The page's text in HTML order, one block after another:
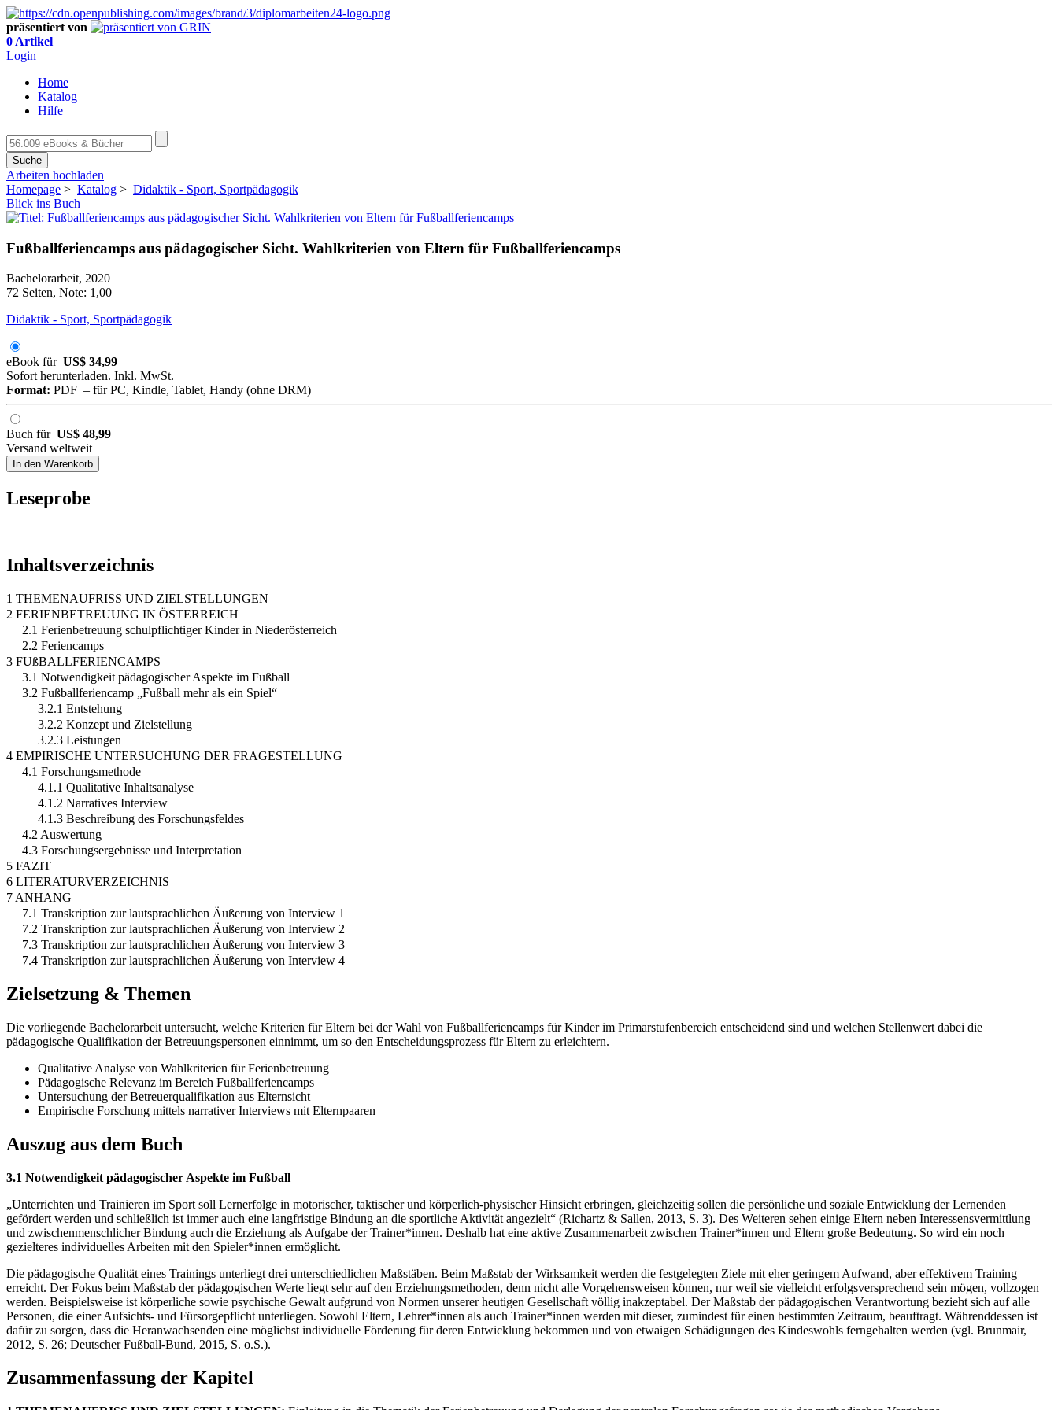
präsentiert von
0 Artikel
Login
Home
Katalog
Hilfe
Suche
Arbeiten hochladen
Homepage > Katalog > Didaktik - Sport, Sportpädagogik
Blick ins Buch
Fußballferiencamps aus pädagogischer Sicht. Wahlkriterien von Eltern für Fußballferiencamps
Bachelorarbeit, 2020
72 Seiten, Note: 1,00
Didaktik - Sport, Sportpädagogik
eBook für US$ 34,99
Sofort herunterladen. Inkl. MwSt.
Format: PDF – für PC, Kindle, Tablet, Handy (ohne DRM)
Buch für US$ 48,99
Versand weltweit
In den Warenkorb
Leseprobe
Inhaltsverzeichnis
1 THEMENAUFRISS UND ZIELSTELLUNGEN
2 FERIENBETREUUNG IN ÖSTERREICH
2.1 Ferienbetreuung schulpflichtiger Kinder in Niederösterreich
2.2 Feriencamps
3 FUßBALLFERIENCAMPS
3.1 Notwendigkeit pädagogischer Aspekte im Fußball
3.2 Fußballferiencamp „Fußball mehr als ein Spiel“
3.2.1 Entstehung
3.2.2 Konzept und Zielstellung
3.2.3 Leistungen
4 EMPIRISCHE UNTERSUCHUNG DER FRAGESTELLUNG
4.1 Forschungsmethode
4.1.1 Qualitative Inhaltsanalyse
4.1.2 Narratives Interview
4.1.3 Beschreibung des Forschungsfeldes
4.2 Auswertung
4.3 Forschungsergebnisse und Interpretation
5 FAZIT
6 LITERATURVERZEICHNIS
7 ANHANG
7.1 Transkription zur lautsprachlichen Äußerung von Interview 1
7.2 Transkription zur lautsprachlichen Äußerung von Interview 2
7.3 Transkription zur lautsprachlichen Äußerung von Interview 3
7.4 Transkription zur lautsprachlichen Äußerung von Interview 4
Zielsetzung & Themen
Die vorliegende Bachelorarbeit untersucht, welche Kriterien für Eltern bei der Wahl von Fußballferiencamps für Kinder im Primarstufenbereich entscheidend sind und welchen Stellenwert dabei die
pädagogische Qualifikation der Betreuungspersonen einnimmt, um so den Entscheidungsprozess für Eltern zu erleichtern.
Qualitative Analyse von Wahlkriterien für Ferienbetreuung
Pädagogische Relevanz im Bereich Fußballferiencamps
Untersuchung der Betreuerqualifikation aus Elternsicht
Empirische Forschung mittels narrativer Interviews mit Elternpaaren
Auszug aus dem Buch
3.1 Notwendigkeit pädagogischer Aspekte im Fußball
„Unterrichten und Trainieren im Sport soll Lernerfolge in motorischer, taktischer und körperlich-physischer Hinsicht erbringen, gleichzeitig sollen die persönliche und soziale Entwicklung der Lernenden
gefördert werden und schließlich ist immer auch eine langfristige Bindung an die sportliche Aktivität angezielt“ (Richartz & Sallen, 2013, S. 3). Des Weiteren sehen einige Eltern neben Interessensvermittlung
und zwischenmenschlicher Bindung auch die Erziehung als Aufgabe der Trainer*innen. Deshalb hat eine aktive Zusammenarbeit zwischen Trainer*innen und Eltern große Bedeutung. So wird ein noch
gezielteres individuelles Arbeiten mit den Spieler*innen ermöglicht.
Die pädagogische Qualität eines Trainings unterliegt drei unterschiedlichen Maßstäben. Beim Maßstab der Wirksamkeit werden die festgelegten Ziele mit eher geringem Aufwand, aber effektivem Training
erreicht. Der Fokus beim Maßstab der pädagogischen Werte liegt sehr auf den Erziehungsmethoden, denn nicht alle Vorgehensweisen können, nur weil sie vielleicht erfolgsversprechend sein mögen, vollzogen
werden. Beispielsweise ist körperliche sowie psychische Gewalt aufgrund von Normen unserer heutigen Gesellschaft völlig inakzeptabel. Der Maßstab der pädagogischen Verantwortung bezieht sich auf alle
Personen, die einer Aufsichts- und Fürsorgepflicht unterliegen. Sowohl Eltern, Lehrer*innen als auch Trainer*innen werden mit dieser, zumindest für einen bestimmten Zeitraum, beauftragt. Währenddessen ist
dafür zu sorgen, dass die Heranwachsenden eine möglichst individuelle Förderung für deren Entwicklung bekommen und von etwaigen Schädigungen des Kindeswohls ferngehalten werden (vgl. Brunmair,
2012, S. 26; Deutscher Fußball-Bund, 2015, S. o.S.).
Zusammenfassung der Kapitel